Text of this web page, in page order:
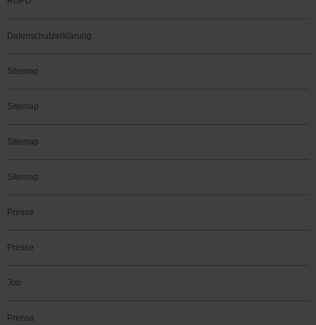
Datenschutzerklärung
Sitemap
Sitemap
Sitemap
Sitemap
Presse
Presse
Job
Prensa